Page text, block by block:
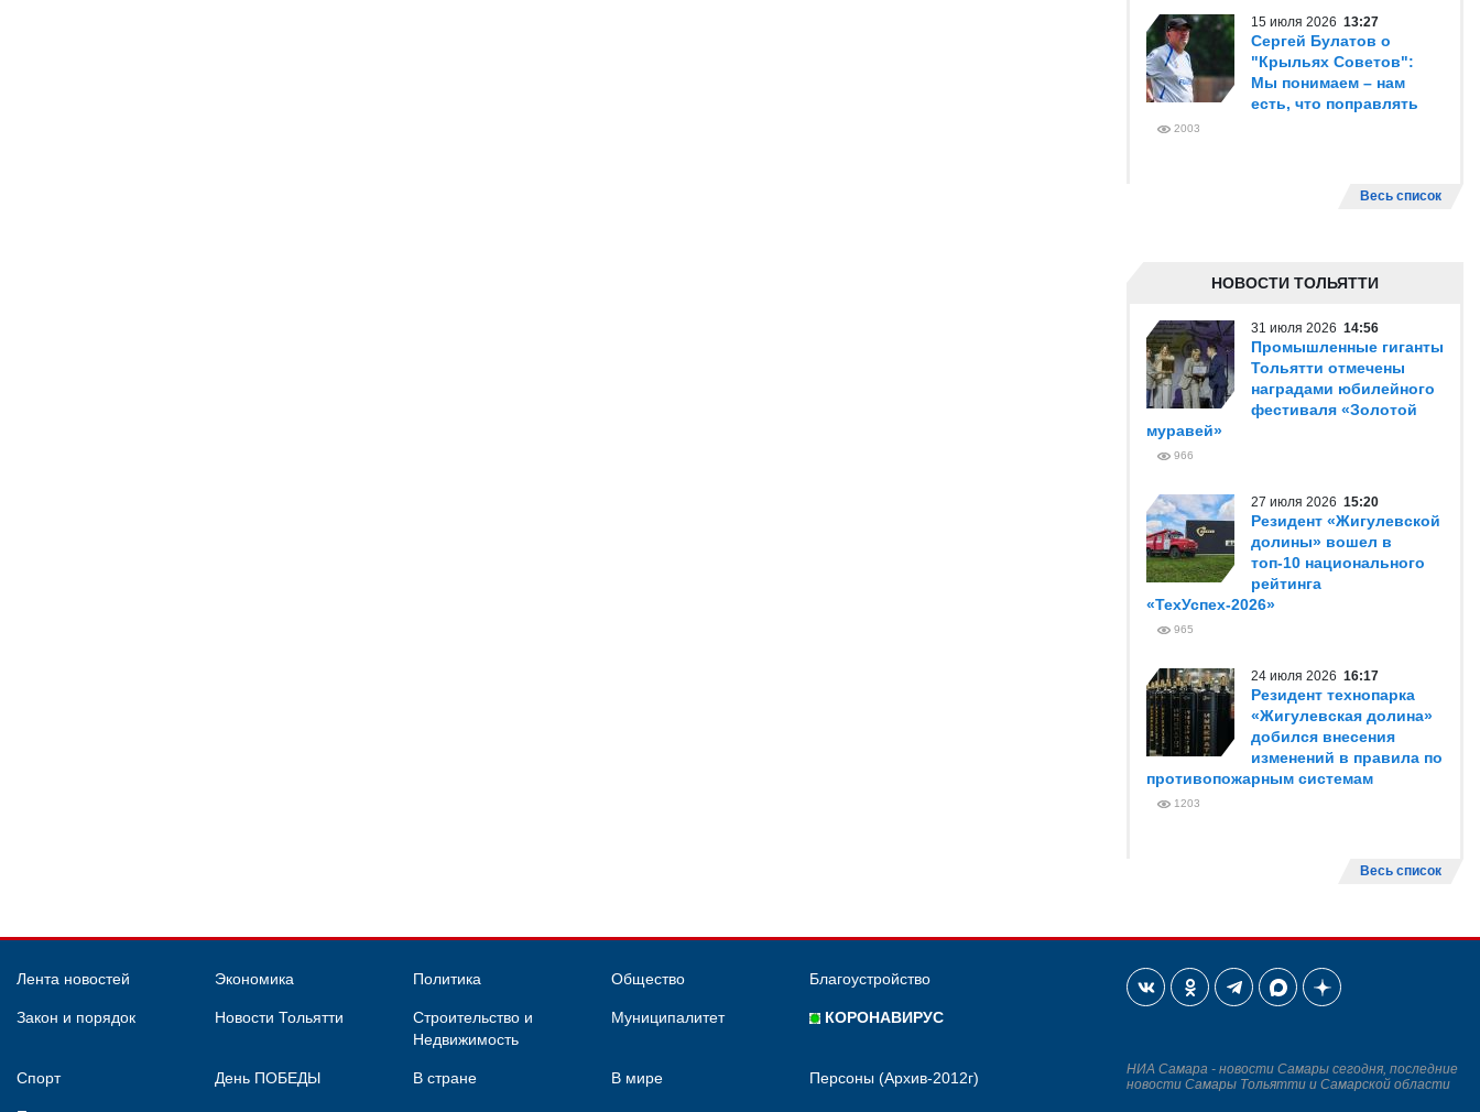
15 июля 2026 13:27
Сергей Булатов о
"Крыльях Советов":
Мы понимаем – нам
есть, что поправлять
2003
Весь список
НОВОСТИ ТОЛЬЯТТИ
31 июля 2026 14:56
Промышленные гиганты
Тольятти отмечены
наградами юбилейного
фестиваля «Золотой
муравей»
966
27 июля 2026 15:20
Резидент «Жигулевской
долины» вошел в
топ-10 национального
рейтинга
«ТехУспех-2026»
965
24 июля 2026 16:17
Резидент технопарка
«Жигулевская долина»
добился внесения
изменений в правила по
противопожарным системам
1203
Весь список
Лента новостей Экономика Политика Общество Благоустройство
Закон и порядок Новости Тольятти
Строительство и
Недвижимость
Муниципалитет КОРОНАВИРУС
Спорт День ПОБЕДЫ В стране В мире Персоны (Архив-2012г)
НИА Самара - новости Самары сегодня, последние
новости Самары Тольятти и Самарской области